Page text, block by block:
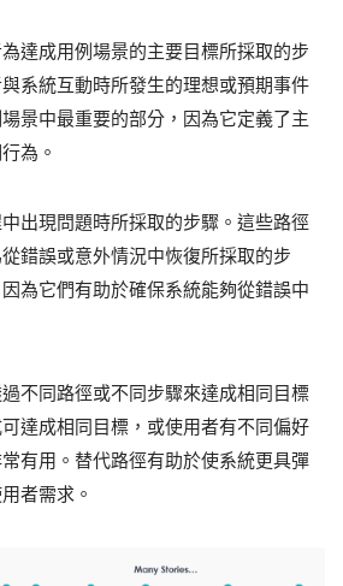
達成用例場景的主要目標所採取的步
系統互動時所發生的理想或預期事件
景中最重要的部分，因為它定義了主
為。
出現問題時所採取的步驟。這些路徑
錯誤或意外情況中恢復所採取的步
為它們有助於確保系統能夠從錯誤中
不同路徑或不同步驟來達成相同目標
達成相同目標，或使用者有不同偏好
有用。替代路徑有助於使系統更具彈
者需求。